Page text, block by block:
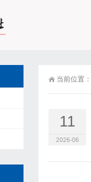
当前位置：
11
2026-06